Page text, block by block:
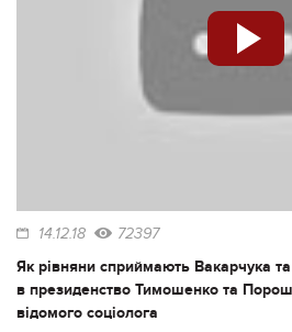
14.12.18 72397
Як рівняни сприймають Вакарчука
в президенство Тимошенко та
відомого соціолога